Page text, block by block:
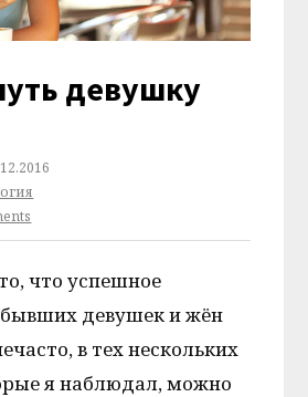
девушку
что успешное
девушек и жён
в тех нескольких
я наблюдал, можно